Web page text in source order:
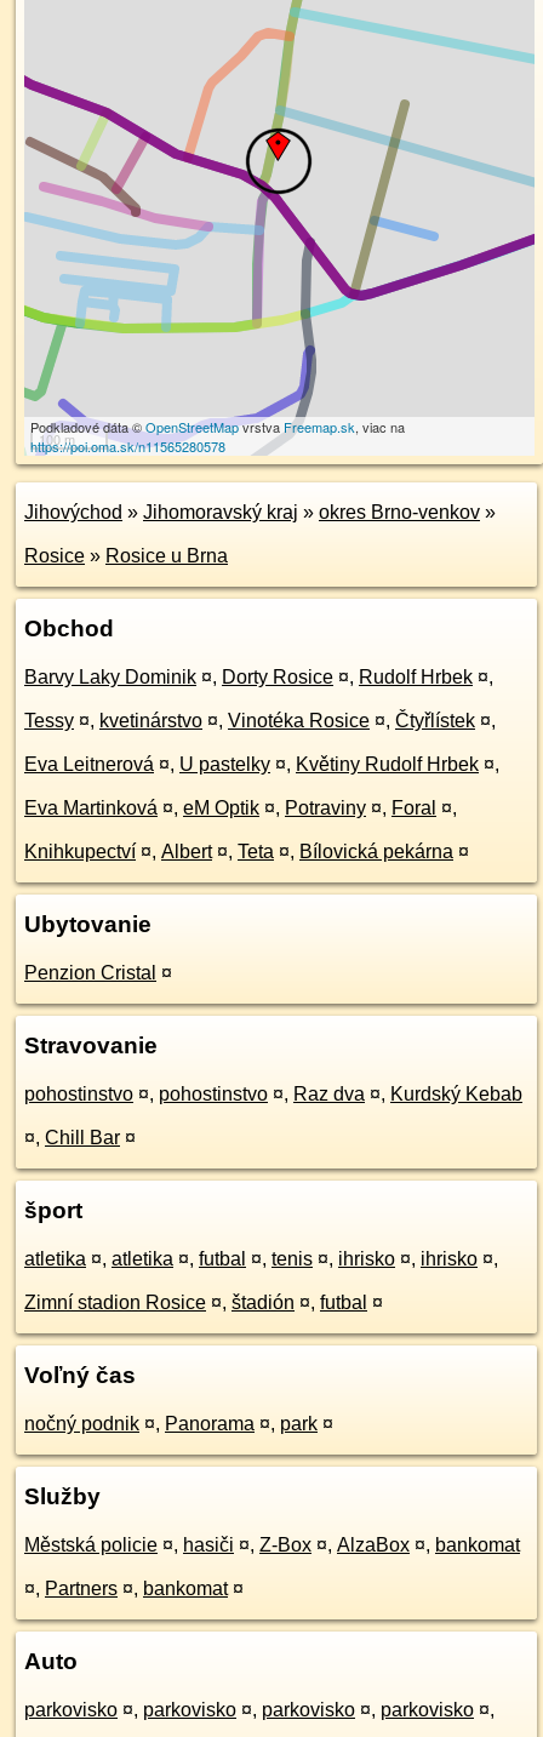
100 m
Podkladové dáta ©OpenStreetMapvrstva Freemap.sk, viac na
https://poi.oma.sk/n11565280578
Jihovýchod » Jihomoravský kraj » okres Brno-venkov »
Rosice » Rosice u Brna
Obchod
Barvy Laky Dominik ¤, Dorty Rosice ¤, Rudolf Hrbek ¤,
Tessy ¤, kvetinárstvo ¤, Vinotéka Rosice ¤, Čtyřlístek ¤,
Eva Leitnerová ¤, U pastelky ¤, Květiny Rudolf Hrbek ¤,
Eva Martinková ¤, eM Optik ¤, Potraviny ¤, Foral ¤,
Knihkupectví ¤, Albert ¤, Teta ¤, Bílovická pekárna ¤
Ubytovanie
Penzion Cristal ¤
Stravovanie
pohostinstvo ¤, pohostinstvo ¤, Raz dva ¤, Kurdský Kebab
¤, Chill Bar ¤
šport
atletika ¤, atletika ¤, futbal ¤, tenis ¤, ihrisko ¤, ihrisko ¤,
Zimní stadion Rosice ¤, štadión ¤, futbal ¤
Voľný čas
nočný podnik ¤, Panorama ¤, park ¤
Služby
Městská policie ¤, hasiči ¤, Z-Box ¤, AlzaBox ¤, bankomat
¤, Partners ¤, bankomat ¤
Auto
parkovisko ¤, parkovisko ¤, parkovisko ¤, parkovisko ¤,